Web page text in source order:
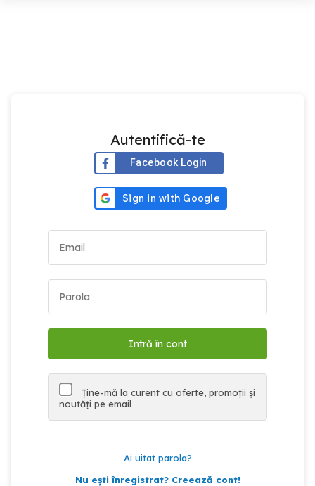
Autentifică-te
Facebook Login
Ține-mă la curent cu oferte, promoții și
noutăți pe email
Ai uitat parola?
Nu ești înregistrat? Creează cont!